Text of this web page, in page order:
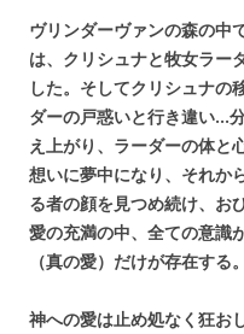
ヴリンダーヴァンの森の中
は、クリシュナと牧女ラー
した。そしてクリシュナの
ダーの戸惑いと行き違い…
え上がり、ラーダーの体と
想いに夢中になり、それか
る者の顔を見つめ続け、お
愛の充満の中、全ての意識
（真の愛）だけが存在する。
神への愛は止め処なく狂お